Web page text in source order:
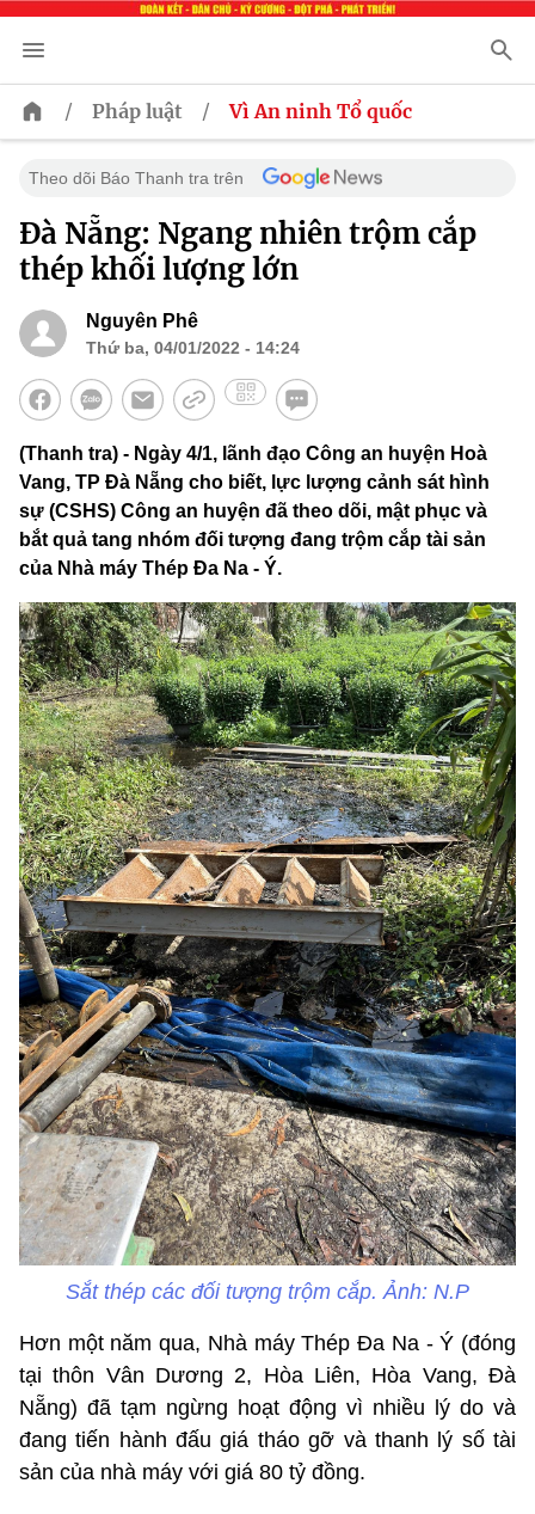
/ Pháp luật / Vì An ninh Tổ quốc
Theo dõi Báo Thanh tra trên
Đà Nẵng: Ngang nhiên trộm cắp
thép khối lượng lớn
Nguyên Phê
Thứ ba, 04/01/2022 - 14:24
(Thanh tra) - Ngày 4/1, lãnh đạo Công an huyện Hoà
Vang, TP Đà Nẵng cho biết, lực lượng cảnh sát hình
sự (CSHS) Công an huyện đã theo dõi, mật phục và
bắt quả tang nhóm đối tượng đang trộm cắp tài sản
của Nhà máy Thép Đa Na - Ý.
Sắt thép các đối tượng trộm cắp. Ảnh: N.P
Hơn một năm qua, Nhà máy Thép Đa Na - Ý (đóng
tại thôn Vân Dương 2, Hòa Liên, Hòa Vang, Đà
Nẵng) đã tạm ngừng hoạt động vì nhiều lý do và
đang tiến hành đấu giá tháo gỡ và thanh lý số tài
sản của nhà máy với giá 80 tỷ đồng.